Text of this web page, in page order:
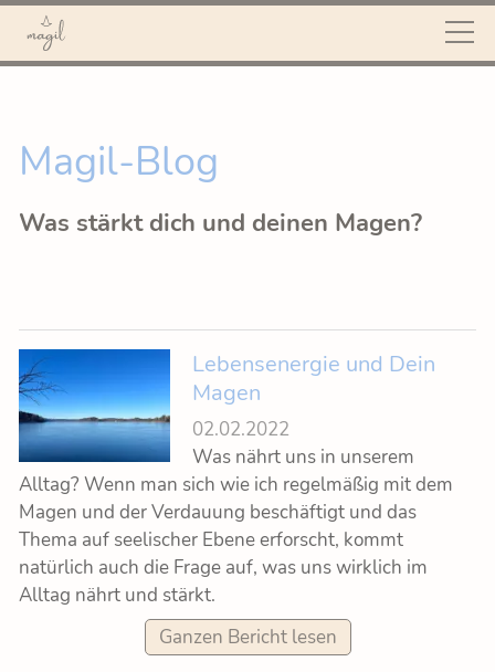
MAGIL
ÜBER MICH
WEISHEIT DES
BAUCHES
BLOG
KONTAKT
Magil-Blog
Was stärkt dich und deinen Magen?
Lebensenergie und Dein
Magen
02.02.2022
Was nährt uns in unserem
Alltag? Wenn man sich wie ich regelmäßig mit dem
Magen und der Verdauung beschäftigt und das
Thema auf seelischer Ebene erforscht, kommt
natürlich auch die Frage auf, was uns wirklich im
Alltag nährt und stärkt.
Ganzen Bericht lesen